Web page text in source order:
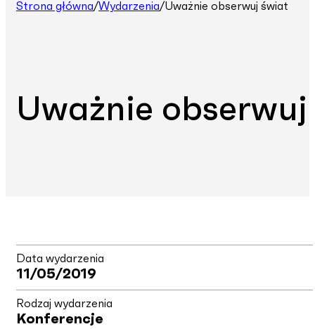
Strona główna/Wydarzenia/Uważnie obserwuj świat
Uważnie
Data wydarzenia
11/05/2019
Rodzaj wydarzenia
Konferencje